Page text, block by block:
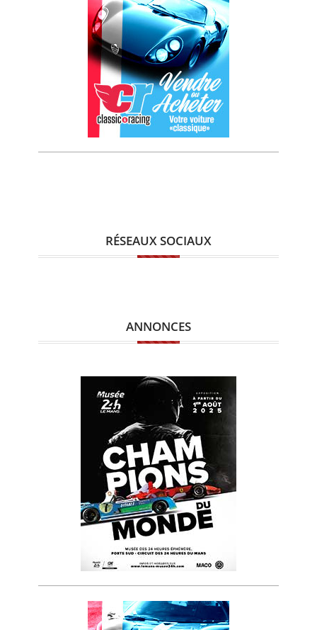
RÉSEAUX SOCIAUX
ANNONCES